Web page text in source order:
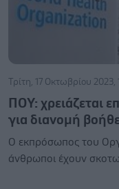
Τρίτη, 17 Οκτωβρίου 2023,
ΠΟΥ: χρειάζεται
για διανομή
Ο εκπρόσωπος του
άνθρωποι έχουν